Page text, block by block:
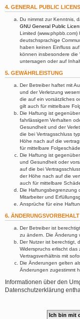
4. GENERAL PUBLIC
Du nimmst zur Kenntnis,
GNU General Public
Limited
deutschsprachige
haben keinen Einfluss
können insbesondere die
untersagen oder auf
5. GEWÄHRLEISTUNG
Der Betreiber haftet mit
und der Verletzung
die auf ein vorsätzliches
gilt auch für mittelbare
Die Haftung ist
fahrlässigem Verhalten
Gesundheit und der
die bei Vertragsschluss
Höhe nach auf die
für mittelbare
Die Haftung ist
und Gesundheit oder
auf die bei
der Höhe nach auf die
auch für mittelbare
Die Haftungsbegrenzung
Mitarbeiter und
Ansprüche für eine
6. ÄNDERUNGSVORBEHALT
Der Betreiber ist
zu ändern. Die Änderung
Der Nutzer ist berechtigt,
Widerspruchs erlischt
Vertragsverhältnis mit
Die Änderungen gelten
Änderungen zugestimmt
Informationen über den
Datenschutzerklärung